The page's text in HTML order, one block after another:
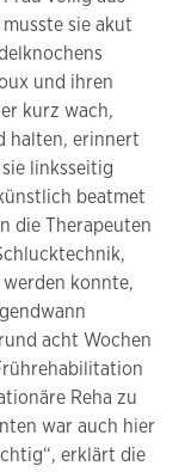
sie akut
und ihren
kurz wach,
halten, erinnert
linksseitig
beatmet
die Therapeuten
konnte,
acht Wochen
Reha zu
war auch hier
erklärt die